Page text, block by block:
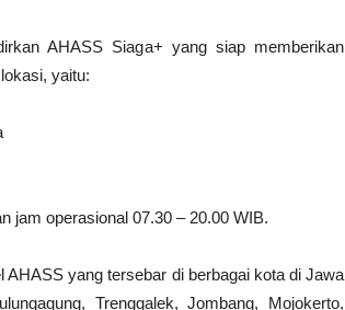
AHASS Siaga+ yang siap memberikan
yaitu:
jam operasional 07.30 – 20.00 WIB.
yang tersebar di berbagai kota di Jawa
Trenggalek, Jombang, Mojokerto,